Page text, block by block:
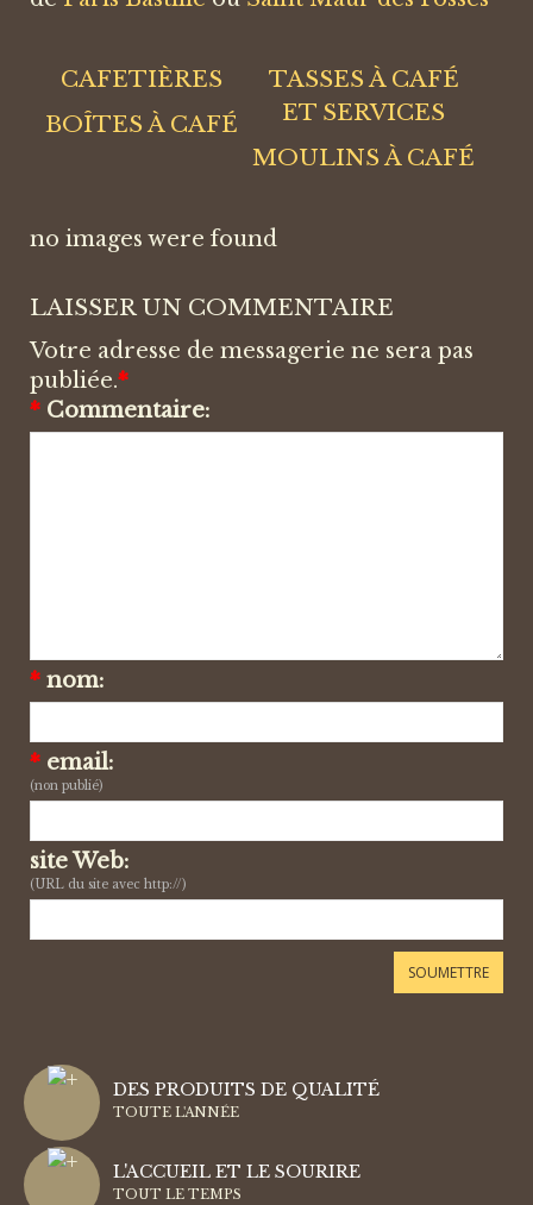
CAFETIÈRES
BOÎTES À CAFÉ
TASSES À CAFÉ
ET SERVICES
MOULINS À CAFÉ
no images were found
LAISSER UN COMMENTAIRE
Votre adresse de messagerie ne sera pas
publiée.*
* Commentaire:
* nom:
* email:
(non publié)
site Web:
(URL du site avec http://)
DES PRODUITS DE QUALITÉ
TOUTE L'ANNÉE
L'ACCUEIL ET LE SOURIRE
TOUT LE TEMPS